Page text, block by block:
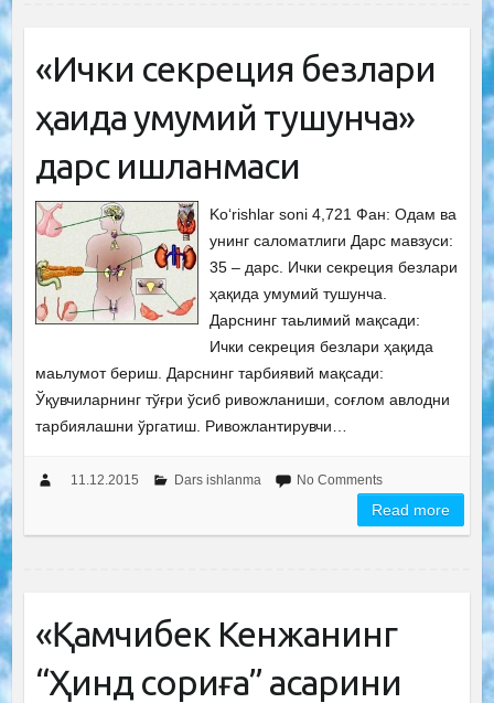
«Ички секреция безлари
ҳақида умумий тушунча»
дарс ишланмаси
Ko‘rishlar soni 4,721 Фан: Одам ва
унинг саломатлиги Дарс мавзуси:
35 – дарс. Ички секреция безлари
ҳақида умумий тушунча.
Дарснинг таьлимий мақсади:
Ички секреция безлари ҳақида
маьлумот бериш. Дарснинг тарбиявий мақсади:
Ўқувчиларнинг тўғри ўсиб ривожланиши, соғлом авлодни
тарбиялашни ўргатиш. Ривожлантирувчи…
11.12.2015 Dars ishlanma No Comments
Read more
«Қамчибек Кенжанинг
“Ҳинд сориға” асарини